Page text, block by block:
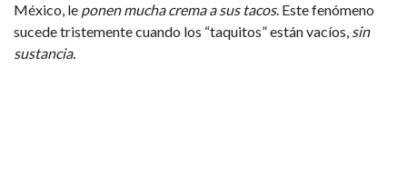
México, le ponen mucha crema a sus tacos. Este fenómeno
sucede tristemente cuando los “taquitos” están vacíos, sin
sustancia.